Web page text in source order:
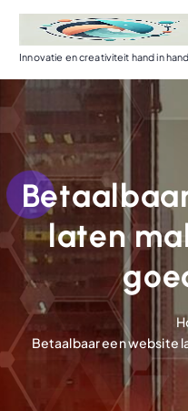
d
n
Innovatie en creativiteit hand in
laten
Betaalbaar een website